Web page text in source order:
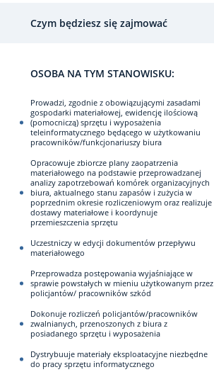
Czym będziesz się zajmować
OSOBA NA TYM STANOWISKU:
Prowadzi, zgodnie z obowiązującymi zasadami
gospodarki materiałowej, ewidencję ilościową
(pomocniczą) sprzętu i wyposażenia
teleinformatycznego będącego w użytkowaniu
pracowników/funkcjonariuszy biura
Opracowuje zbiorcze plany zaopatrzenia
materiałowego na podstawie przeprowadzanej
analizy zapotrzebowań komórek organizacyjnych
biura, aktualnego stanu zapasów i zużycia w
poprzednim okresie rozliczeniowym oraz realizuje
dostawy materiałowe i koordynuje
przemieszczenia sprzętu
Uczestniczy w edycji dokumentów przepływu
materiałowego
Przeprowadza postępowania wyjaśniające w
sprawie powstałych w mieniu użytkowanym przez
policjantów/ pracowników szkód
Dokonuje rozliczeń policjantów/pracowników
zwalnianych, przenoszonych z biura z
posiadanego sprzętu i wyposażenia
Dystrybuuje materiały eksploatacyjne niezbędne
do pracy sprzętu informatycznego